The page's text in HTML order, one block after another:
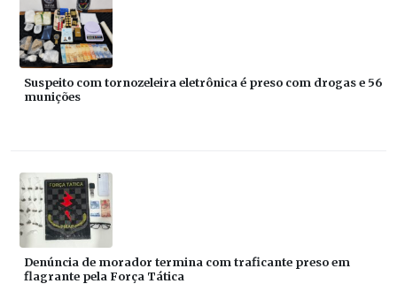
Suspeito com tornozeleira eletrônica é preso com drogas e 56
munições
Denúncia de morador termina com traficante preso em
flagrante pela Força Tática